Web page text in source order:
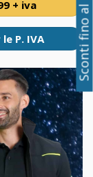
+ iva
P. IVA Sconti fino al 50%